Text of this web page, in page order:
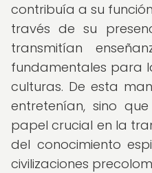
contribuía a su
través de su
transmitían
fundamentales para
culturas. De esta
entretenían, sino
papel crucial en la
del conocimiento
civilizaciones